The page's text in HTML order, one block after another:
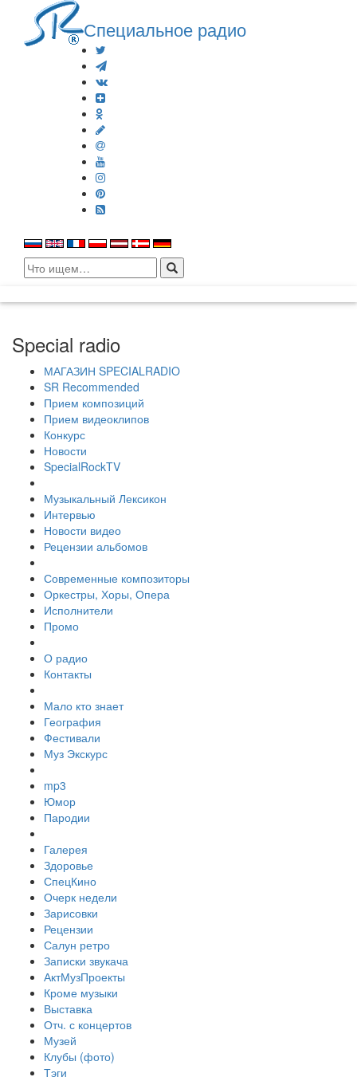
Специальное радио
Search
for:
Special radio
МАГАЗИН SPECIALRADIO
SR Recommended
Прием композиций
Прием видеоклипов
Конкурс
Новости
SpecialRockTV
Музыкальный Лексикон
Интервью
Новости видео
Рецензии альбомов
Современные композиторы
Оркестры, Хоры, Опера
Исполнители
Промо
О радио
Контакты
Мало кто знает
География
Фестивали
Муз Экскурс
mp3
Юмор
Пародии
Галерея
Здоровье
СпецКино
Очерк недели
Зарисовки
Рецензии
Салун ретро
Записки звукача
АктМузПроекты
Кроме музыки
Выставка
Отч. с концертов
Музей
Клубы (фото)
Тэги